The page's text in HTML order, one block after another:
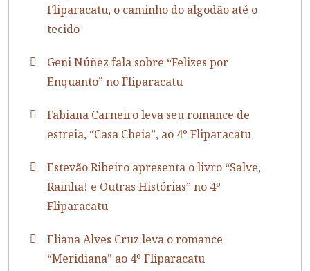
Fliparacatu, o caminho do algodão até o
tecido
Geni Núñez fala sobre “Felizes por
Enquanto” no Fliparacatu
Fabiana Carneiro leva seu romance de
estreia, “Casa Cheia”, ao 4º Fliparacatu
Estevão Ribeiro apresenta o livro “Salve,
Rainha! e Outras Histórias” no 4º
Fliparacatu
Eliana Alves Cruz leva o romance
“Meridiana” ao 4º Fliparacatu